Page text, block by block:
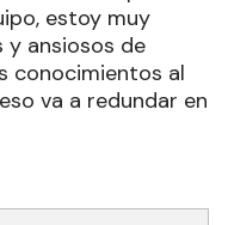
estoy muy
ansiosos de
conocimientos al
va a redundar en